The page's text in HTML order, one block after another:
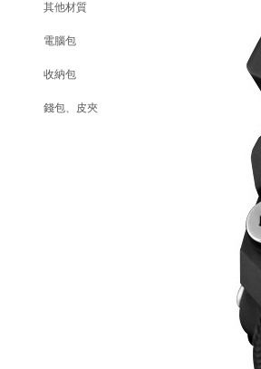
其他材質
電腦包
收納包
錢包、皮夾